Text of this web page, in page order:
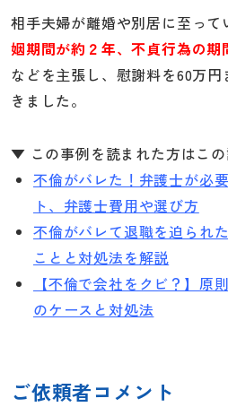
相手夫婦が離婚や別居に至って
姻期間が約２年、不貞行為の期
などを主張し、慰謝料を60万
きました。
▼ この事例を読まれた方はこ
不倫がバレた！弁護士が必
ト、弁護士費用や選び方
不倫がバレて退職を迫られ
ことと対処法を解説
【不倫で会社をクビ？】原
のケースと対処法
ご依頼者コメント